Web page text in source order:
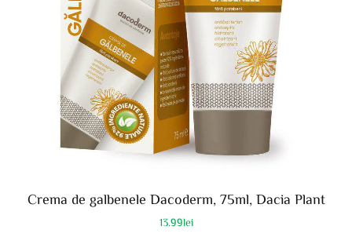
Crema de galbenele Dacoderm, 75ml, Dacia Plant
13.99lei